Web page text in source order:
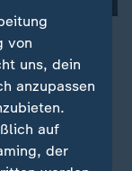
Lockerung
Bevölkerung
von
uns, dein
anzupassen
auf
der